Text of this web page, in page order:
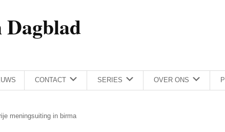
Dagblad
CONTACT SERIES OVER ONS
meningsuiting in birma